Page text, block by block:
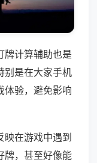
牌计算辅助也是
别是在大家手机
体验，避免影响
在游戏中遇到
牌，甚至好像能